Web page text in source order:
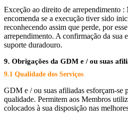
Exceção ao direito de arrependimento :
encomenda se a execução tiver sido
reconhecendo assim que perde, por
arrependimento. A confirmação da sua
suporte duradouro.
9. Obrigações da GDM e / ou suas
9.1 Qualidade dos Serviços
GDM e / ou suas afiliadas esforçam-se
qualidade. Permitem aos Membros
colocados à sua disposição nas